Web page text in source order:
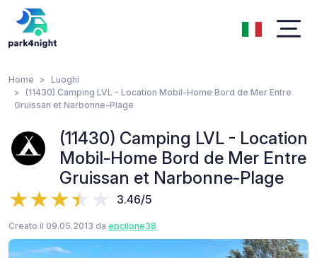
Home
Luoghi
(11430) Camping LVL - Location Mobil-Home Bord de Mer Entre
Gruissan et Narbonne-Plage
(11430) Camping LVL - Location
Mobil-Home Bord de Mer Entre
Gruissan et Narbonne-Plage
3.46/5
Creato il 09.05.2013 da epcilone38